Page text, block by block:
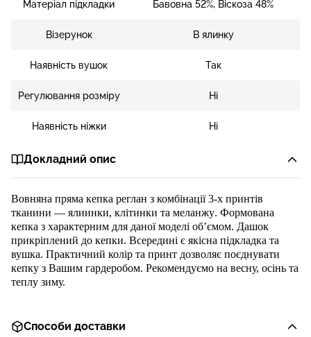
Матеріал підкладки Бавовна 52%, Віскоза 48%
Візерунок В ялинку
Наявність вушок Так
Регулювання розміру Ні
Наявність ніжки Ні
Докладний опис
Вовняна пряма кепка реглан з комбінації 3-х принтів
тканини — ялиинки, клітинки та меланжу. Формована
кепка з характерним для даної моделі об’ємом. Дашок
прикріплений до кепки. Всередині є якісна підкладка та
вушка. Практичний колір та принт дозволяє поєднувати
кепку з Вашим гардеробом. Рекомендуємо на весну, осінь та
теплу зиму.
Способи доставки